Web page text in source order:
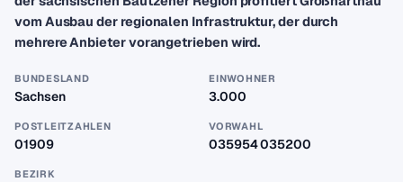
vom Ausbau der regionalen Infrastruktur, der durch
mehrere Anbieter vorangetrieben wird.
BUNDESLAND
Sachsen
EINWOHNER
3.000
POSTLEITZAHLEN
01909
VORWAHL
035954 035200
BEZIRK